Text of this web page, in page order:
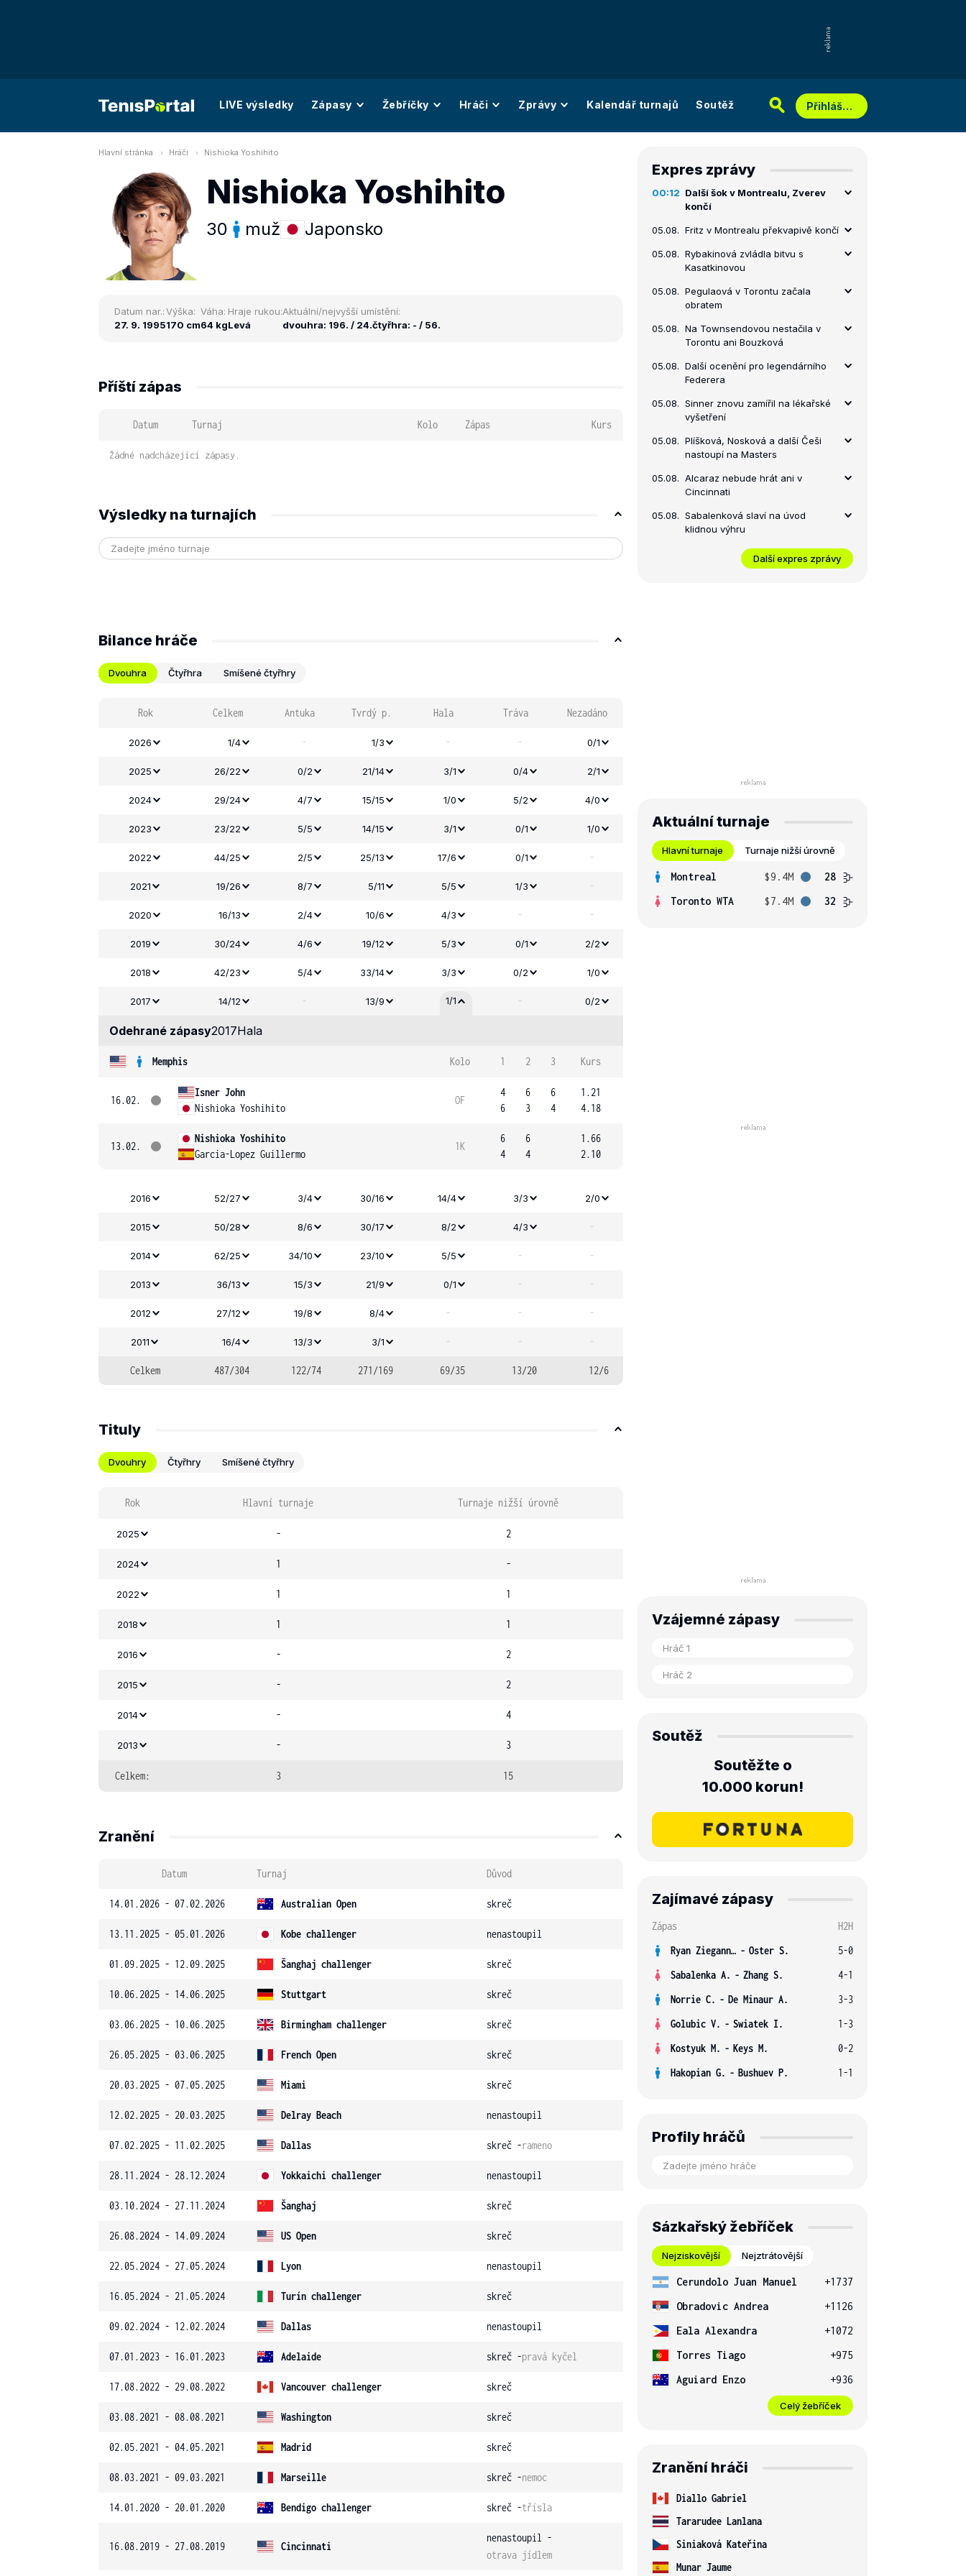
LIVE výsledky Zápasy Žebříčky Hráči Zprávy Kalendář turnajů Soutěž Přihlášení
Hlavní stránka Hráči Nishioka Yoshihito
Nishioka Yoshihito
30 muž Japonsko
Datum nar.:
27. 9. 1995
Výška:
170 cm
Váha:
64 kg
Hraje rukou:
Levá
Aktuální/nejvyšší umístění:
dvouhra: 196. / 24.čtyřhra: - / 56.
Příští zápas
Datum Turnaj Kolo Zápas Kurs
Žádné nadcházející zápasy.
Výsledky na turnajích
Bilance hráče
Dvouhra Čtyřhra Smíšené čtyřhry
Rok Celkem Antuka Tvrdý p. Hala Tráva Nezadáno
2026 1/4 - 1/3 - - 0/1
2025 26/22 0/2 21/14 3/1 0/4 2/1
2024 29/24 4/7 15/15 1/0 5/2 4/0
2023 23/22 5/5 14/15 3/1 0/1 1/0
2022 44/25 2/5 25/13 17/6 0/1 -
2021 19/26 8/7 5/11 5/5 1/3 -
2020 16/13 2/4 10/6 4/3 - -
2019 30/24 4/6 19/12 5/3 0/1 2/2
2018 42/23 5/4 33/14 3/3 0/2 1/0
2017 14/12 - 13/9 1/1 - 0/2
Odehrané zápasy2017Hala
Memphis Kolo 1 2 3 Kurs
16.02.
Isner John
Nishioka Yoshihito
OF
4
6
6
3
6
4
1.21
4.18
13.02.
Nishioka Yoshihito
Garcia-Lopez Guillermo
1K
6
4
6
4
1.66
2.10
2016 52/27 3/4 30/16 14/4 3/3 2/0
2015 50/28 8/6 30/17 8/2 4/3 -
2014 62/25 34/10 23/10 5/5 - -
2013 36/13 15/3 21/9 0/1 - -
2012 27/12 19/8 8/4 - - -
2011 16/4 13/3 3/1 - - -
Celkem 487/304 122/74 271/169 69/35 13/20 12/6
Tituly
Dvouhry Čtyřhry Smíšené čtyřhry
Rok Hlavní turnaje Turnaje nižší úrovně
2025 - 2
2024 1 -
2022 1 1
2018 1 1
2016 - 2
2015 - 2
2014 - 4
2013 - 3
Celkem: 3 15
Zranění
Datum Turnaj Důvod
14.01.2026 - 07.02.2026 Australian Open skreč
13.11.2025 - 05.01.2026 Kobe challenger nenastoupil
01.09.2025 - 12.09.2025 Šanghaj challenger skreč
10.06.2025 - 14.06.2025 Stuttgart skreč
03.06.2025 - 10.06.2025 Birmingham challenger skreč
26.05.2025 - 03.06.2025 French Open skreč
20.03.2025 - 07.05.2025 Miami skreč
12.02.2025 - 20.03.2025 Delray Beach nenastoupil
07.02.2025 - 11.02.2025 Dallas skreč -rameno
28.11.2024 - 28.12.2024 Yokkaichi challenger nenastoupil
03.10.2024 - 27.11.2024 Šanghaj skreč
26.08.2024 - 14.09.2024 US Open skreč
22.05.2024 - 27.05.2024 Lyon nenastoupil
16.05.2024 - 21.05.2024 Turín challenger skreč
09.02.2024 - 12.02.2024 Dallas nenastoupil
07.01.2023 - 16.01.2023 Adelaide skreč -pravá kyčel
17.08.2022 - 29.08.2022 Vancouver challenger skreč
03.08.2021 - 08.08.2021 Washington skreč
02.05.2021 - 04.05.2021 Madrid skreč
08.03.2021 - 09.03.2021 Marseille skreč -nemoc
14.01.2020 - 20.01.2020 Bendigo challenger skreč -třísla
16.08.2019 - 27.08.2019 Cincinnati
nenastoupil -
otrava jídlem
Expres zprávy
00:12 Další šok v Montrealu, Zverev
končí
05.08. Fritz v Montrealu překvapivě končí
05.08. Rybakinová zvládla bitvu s
Kasatkinovou
05.08. Pegulaová v Torontu začala
obratem
05.08. Na Townsendovou nestačila v
Torontu ani Bouzková
05.08. Další ocenění pro legendárního
Federera
05.08. Sinner znovu zamířil na lékařské
vyšetření
05.08. Plíšková, Nosková a další Češi
nastoupí na Masters
05.08. Alcaraz nebude hrát ani v
Cincinnati
05.08. Sabalenková slaví na úvod
klidnou výhru
Další expres zprávy
Aktuální turnaje
Hlavní turnaje Turnaje nižší úrovně
Montreal $9.4M
28
Toronto WTA
$7.4M 32
Vzájemné zápasy
Soutěž
Soutěžte o
10.000 korun!
Zajímavé zápasy
Zápas
H2H
Ryan Ziegann S. - Oster S.
5-0
Sabalenka A. - Zhang S.
4-1
Norrie C. - De Minaur A.
3-3
Golubic V. - Swiatek I.
1-3
Kostyuk M. - Keys M.
0-2
Hakopian G. - Bushuev P. 1-1
Profily hráčů
Sázkařský žebříček
Nejziskovější Nejztrátovější
Cerundolo Juan Manuel
+1737
Obradovic Andrea
+1126
Eala Alexandra
+1072
Torres Tiago
+975
Aguiard Enzo
+936
Celý žebříček
Zranění hráči
Diallo Gabriel
Tararudee Lanlana
Siniaková Kateřina
Munar Jaume